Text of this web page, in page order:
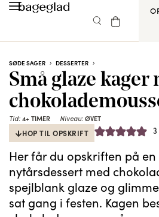
SØDE SAGER DESSERTER
Små glaze kager
Tid:4+ TIMER Niveau:ØVET
HOP TIL OPSKRIFT 3
Her får du opskriften på
nytårsdessert med
spejlblank glaze og
sat gang i festen. Kagen